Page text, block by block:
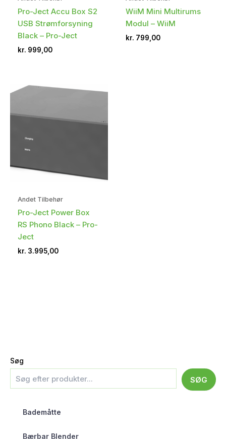
Søg
SØG
Bademåtte
Bærbar Blender
Pro-Ject Accu Box S2
USB Strømforsyning
Black – Pro-Ject
kr. 999,00
WiiM Mini Multirums
Modul – WiiM
kr. 799,00
Andet Tilbehør
Pro-Ject Power Box
RS Phono Black – Pro-
Ject
kr. 3.995,00